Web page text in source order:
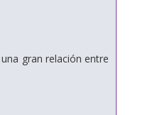
gran relación entre